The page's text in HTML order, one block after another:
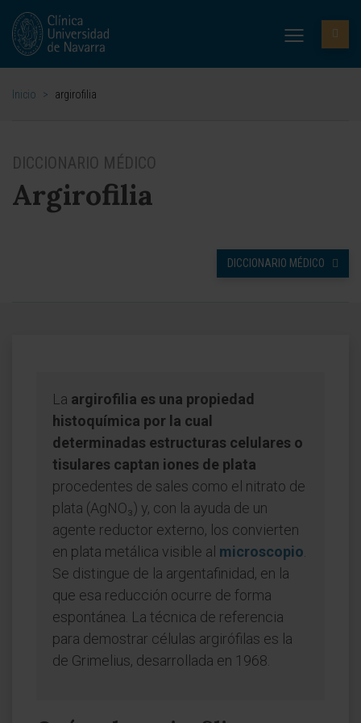
Inicio > argirofilia
DICCIONARIO MÉDICO
Argirofilia
DICCIONARIO MÉDICO
La argirofilia es una propiedad
histoquímica por la cual
determinadas estructuras celulares o
tisulares captan iones de plata
procedentes de sales como el nitrato de
plata (AgNO₃) y, con la ayuda de un
agente reductor externo, los convierten
en plata metálica visible al microscopio
Se distingue de la argentafinidad, en la
que esa reducción ocurre de forma
espontánea. La técnica de referencia
para demostrar células argirófilas es la
de Grimelius, desarrollada en 1968.